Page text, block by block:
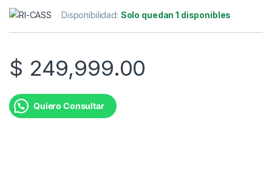
Disponibilidad: Solo quedan 1 disponibles
$ 249,999.00
Quiero Consultar